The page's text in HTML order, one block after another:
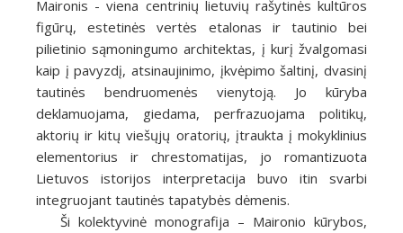
Maironis - viena centrinių lietuvių rašytinės kultūros
figūrų, estetinės vertės etalonas ir tautinio bei
pilietinio sąmoningumo architektas, į kurį žvalgomasi
kaip į pavyzdį, atsinaujinimo, įkvėpimo šaltinį, dvasinį
tautinės bendruomenės vienytoją. Jo kūryba
deklamuojama, giedama, perfrazuojama politikų,
aktorių ir kitų viešųjų oratorių, įtraukta į mokyklinius
elementorius ir chrestomatijas, jo romantizuota
Lietuvos istorijos interpretacija buvo itin svarbi
integruojant tautinės tapatybės dėmenis.
Ši kolektyvinė monografija – Maironio kūrybos,